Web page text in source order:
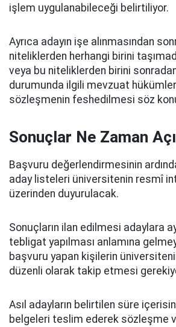
işlem uygulanabileceği belirtiliyor.
Ayrıca adayın işe alınmasından
niteliklerden herhangi birini
veya bu niteliklerden birini
durumunda ilgili mevzuat
sözleşmenin feshedilmesi söz
Sonuçlar Ne Zaman
Başvuru değerlendirmesinin
aday listeleri üniversitenin resmî
üzerinden duyurulacak.
Sonuçların ilan edilmesi adaylara
tebligat yapılması anlamına
başvuru yapan kişilerin
düzenli olarak takip etmesi
Asıl adayların belirtilen süre
belgeleri teslim ederek sözleşme